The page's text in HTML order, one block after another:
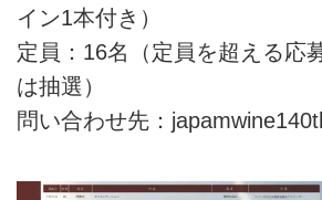
イン1本付き）
定員：16名（定員を超える応
は抽選）
問い合わせ先：